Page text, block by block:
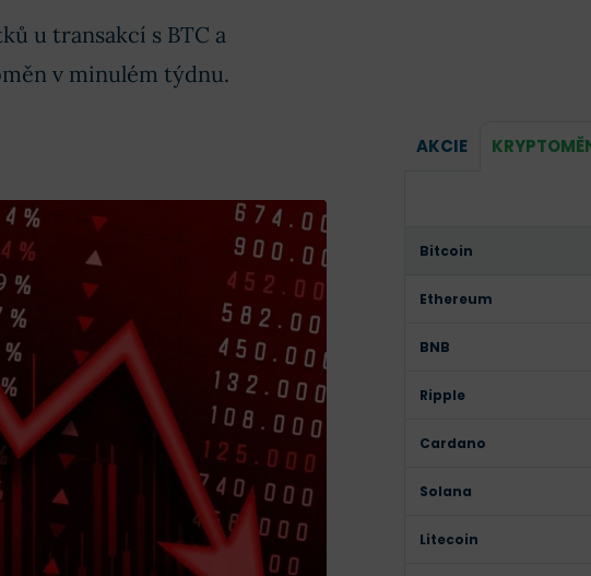
u transakcí s BTC a
v minulém týdnu.
AKCIE
Bitcoin
Ethereum
BNB
Ripple
Cardano
Solana
Litecoin